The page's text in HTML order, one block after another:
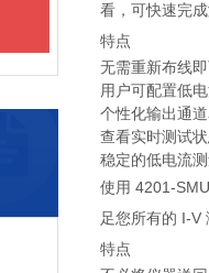
看，可快速完
特点
无需重新布线
用户可配置低
个性化输出通
查看实时测试
稳定的低电流
使用 4201-
足您所有的 I-V
特点